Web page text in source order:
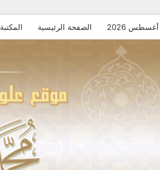
الصفحة الرئيسية المكتبة